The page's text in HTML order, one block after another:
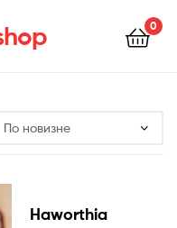
0
Haworthia